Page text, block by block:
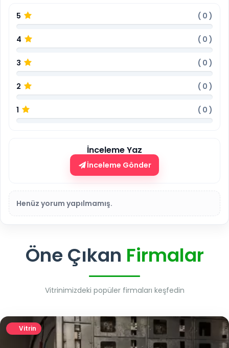
5 ( 0 )
4 ( 0 )
3 ( 0 )
2 ( 0 )
1 ( 0 )
İnceleme Yaz
İnceleme Gönder
Henüz yorum yapılmamış.
Öne Çıkan Firmalar
Vitrinimizdeki popüler firmaları keşfedin
Vitrin